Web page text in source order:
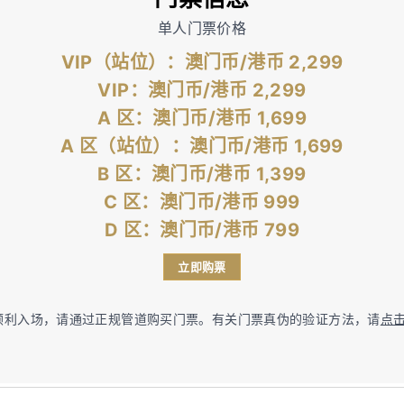
单人门票价格
VIP （站位）
：澳门币/港币 2,299
VIP：澳门币/港币 2,299
A 区：澳门币/港币 1,699
A 区 （站位） ：澳门币/港币 1,699
B 区：澳门币/港币 1,399
C 区：澳门币/港币 999
D 区：澳门币/港币 799
立即购票
入场，请通过正规管道购买门票。有关门票真伪的验证方法，请点